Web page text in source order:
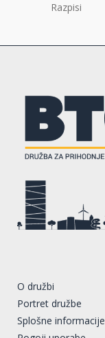
Razpisi
O družbi
Portret družbe
Splošne informacije